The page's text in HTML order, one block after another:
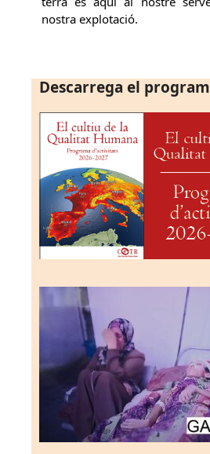
nostra explotació.
Descarrega el